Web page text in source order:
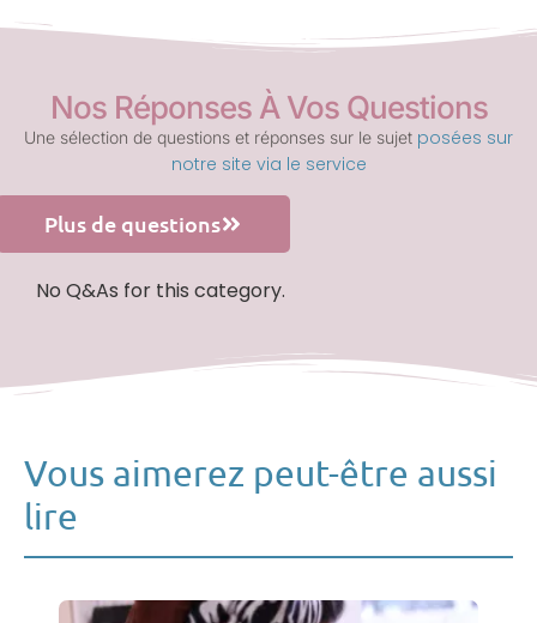
Nos Réponses À Vos Questions
Une sélection de questions et réponses sur le sujet posées sur
notre site via le service
Plus de questions
No Q&As for this category.
Vous aimerez peut-être aussi
lire